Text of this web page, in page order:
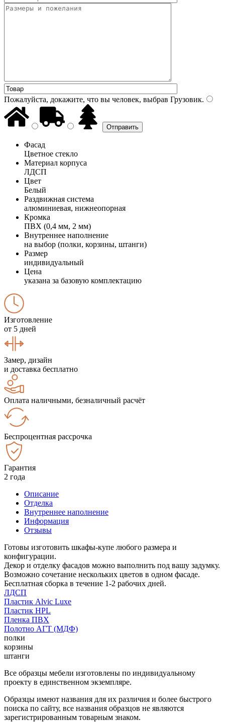
Пожалуйста, докажите, что вы человек, выбрав Грузовик.
Фасад
Цветное стекло
Материал корпуса
ЛДСП
Цвет
Белый
Раздвижная система
алюминиевая, нижнеопорная
Кромка
ПВХ (0,4 мм, 2 мм)
Внутреннее наполнение
на выбор (полки, корзины, штанги)
Размер
индивидуальный
Цена
указана за базовую комплектацию
Изготовление
от 5 дней
Замер, дизайн
и доставка бесплатно
Оплата наличными, безналичный расчёт
Беспроцентная рассрочка
Гарантия
2 года
Описание
Отделка
Внутреннее наполнение
Информация
Отзывы
Готовы изготовить шкафы-купе любого размера и
конфигурации.
Декор и отделку фасадов можно выполнить под вашу задумку.
Возможно сочетание нескольких цветов в одном фасаде.
Бесплатная сборка в течение 1-2 рабочих дней.
ЛДСП
Пластик Alvic Luxe
Пластик HPL
Пленка ПВХ
Полотно АГТ (МДФ)
полки
корзины
штанги
Все образцы мебели изготовлены по индивидуальному
проекту в единственном экземпляре.
Образцы имеют названия для их различия и более быстрого
поиска по сайту, все названия образцов не являются
зарегистрированным товарным знаком.